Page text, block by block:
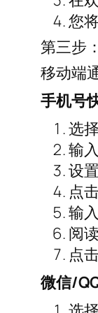
您
第三步
移动端
手机号
选
输
设
点
输
阅
点
微信/